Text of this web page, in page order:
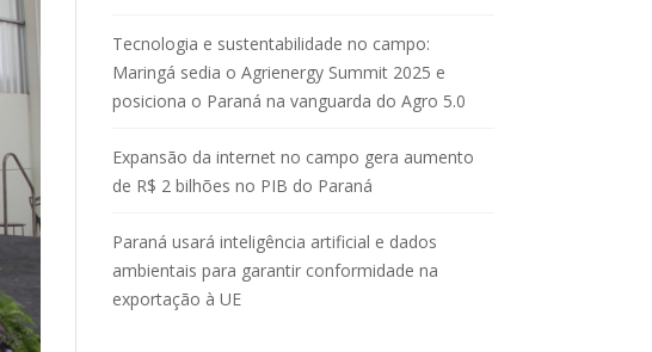
Tecnologia e sustentabilidade no campo:
Maringá sedia o Agrienergy Summit 2025 e
posiciona o Paraná na vanguarda do Agro 5.0
Expansão da internet no campo gera aumento
de R$ 2 bilhões no PIB do Paraná
Paraná usará inteligência artificial e dados
ambientais para garantir conformidade na
exportação à UE